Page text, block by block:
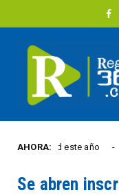
AHORA:
la libertad este año
Se abren